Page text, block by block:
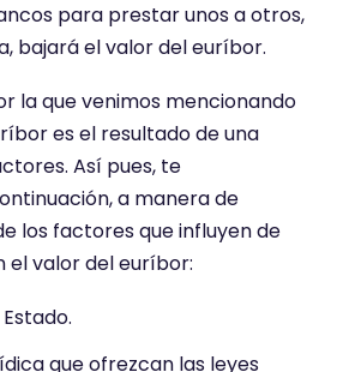
para prestar unos a otros,
bajará el valor del euríbor.
la que venimos mencionando
es el resultado de una
Así pues, te
a manera de
los factores que influyen de
el valor del euríbor:
que ofrezcan las leyes